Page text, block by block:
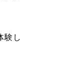
験し